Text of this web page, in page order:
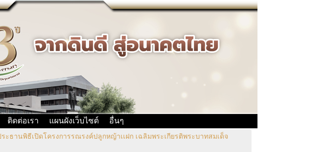
ติดต่อเรา แผนผังเว็บไซต์ อื่นๆ
ธานพิธีเปิดโครงการรณรงค์ปลูกหญ้าเเฝก เฉลิมพระเกียรติพระบาทสมเด็จ